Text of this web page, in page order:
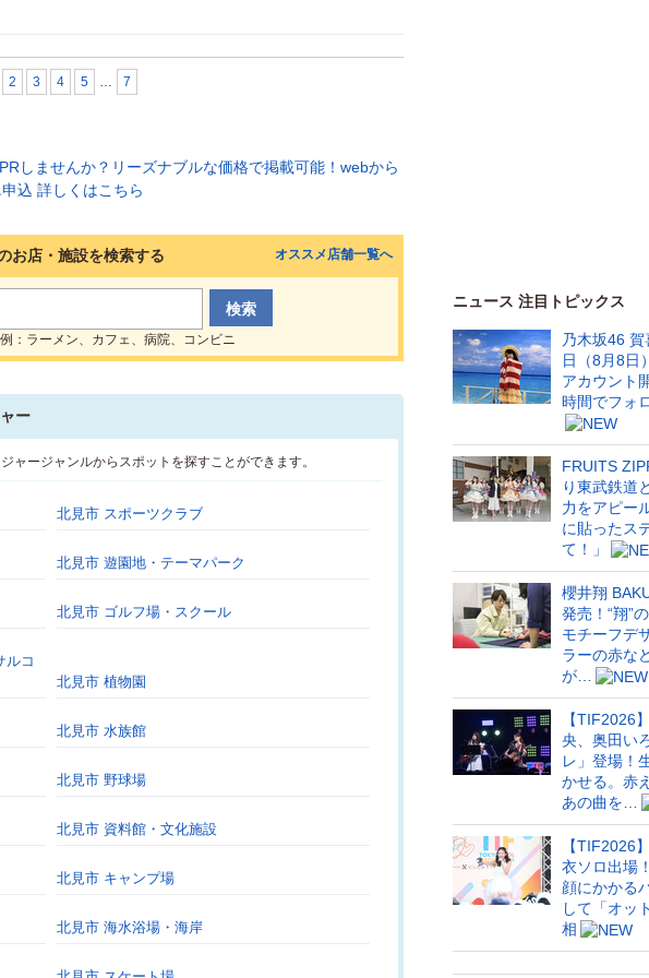
2 3 4 5 … 7
お店・施設を検索する
例：ラーメン、カフェ、病院、コンビニ
オススメ店舗一覧へ
ー
ャージャンルからスポットを探すことができます。
北見市 スポーツクラブ
北見市 遊園地・テーマパーク
北見市 ゴルフ場・スクール
ルコ
北見市 植物園
北見市 水族館
北見市 野球場
北見市 資料館・文化施設
北見市 キャンプ場
北見市 海水浴場・海岸
ニュース 注目トピックス
乃木坂46
日（8月8日
アカウント
時間でフォ
FRUITS
り東武鉄道
力をアピー
に貼ったス
て！」
櫻井翔
発売！“翔”
モチーフデ
ラーの赤な
が…
【TIF2026
央、奥田い
レ」登場！
かせる。赤
あの曲を…
【TIF2026
衣ソロ出場
顔にかかる
して「オッ
相